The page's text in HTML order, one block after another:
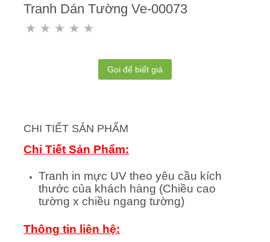
Tranh Dán Tường Ve-00073
Gọi để biết giá
CHI TIẾT SẢN PHẨM
Chi Tiết Sản Phẩm:
Tranh in mực UV theo yêu cầu kích
thước của khách hàng (Chiều cao
tường x chiều ngang tường)
Thông tin liên hệ: